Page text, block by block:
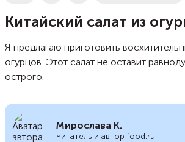
Китайский салат из
Я предлагаю приготовить
огурцов. Этот салат не оставит
острого.
Мирослава К.
Читатель и автор food.ru